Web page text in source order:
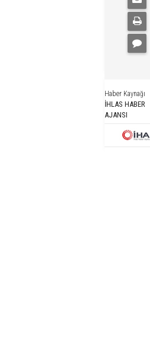
Haber Kaynağı
İHLAS HABER
AJANSI